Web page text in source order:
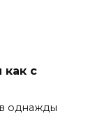
как с
однажды